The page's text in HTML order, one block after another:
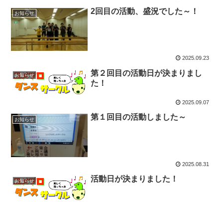
お知らせ 2回目の活動、盛況でした～！
2025.09.23
お知らせ
第２回目の活動日が決まりまし
た！
2025.09.07
お知らせ 第１回目の活動しました～
2025.08.31
お知らせ 活動日が決まりました！